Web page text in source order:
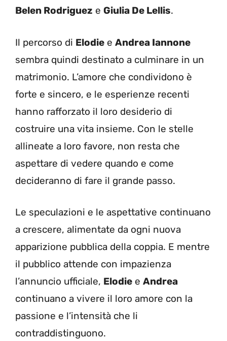
Belen Rodriguez e Giulia De Lellis.
Il percorso di Elodie e Andrea Iannone
sembra quindi destinato a culminare in un
matrimonio. L’amore che condividono è
forte e sincero, e le esperienze recenti
hanno rafforzato il loro desiderio di
costruire una vita insieme. Con le stelle
allineate a loro favore, non resta che
aspettare di vedere quando e come
decideranno di fare il grande passo.
Le speculazioni e le aspettative continuano
a crescere, alimentate da ogni nuova
apparizione pubblica della coppia. E mentre
il pubblico attende con impazienza
l’annuncio ufficiale, Elodie e Andrea
continuano a vivere il loro amore con la
passione e l’intensità che li
contraddistinguono.